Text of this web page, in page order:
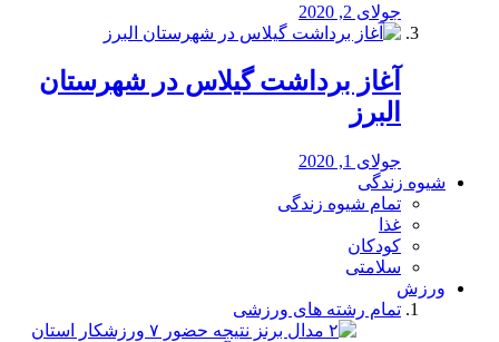
جولای 2, 2020
آغاز برداشت گیلاس در شهرستان
البرز
جولای 1, 2020
شیوه زندگی
تمام شیوه زندگی
غذا
کودکان
سلامتی
ورزش
تمام رشته های ورزشی